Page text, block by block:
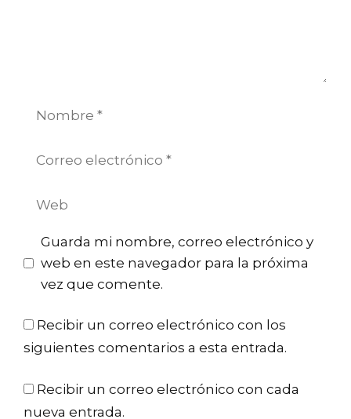
Nombre
Guarda mi nombre, correo electrónico y
web en este navegador para la próxima
vez que comente.
Recibir un correo electrónico con los
siguientes comentarios a esta entrada.
Recibir un correo electrónico con cada
nueva entrada.